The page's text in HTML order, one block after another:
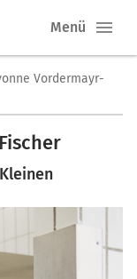
Menü
Vordermayr-